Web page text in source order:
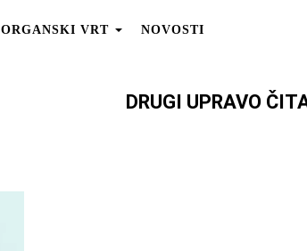
ORGANSKI VRT NOVOSTI
DRUGI UPRAVO